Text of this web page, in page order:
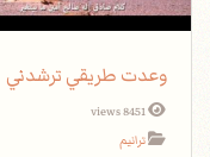
وعدت طريقي ترشدني
8451 views
ترانيم